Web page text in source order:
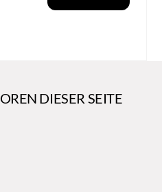
DIESER SEITE